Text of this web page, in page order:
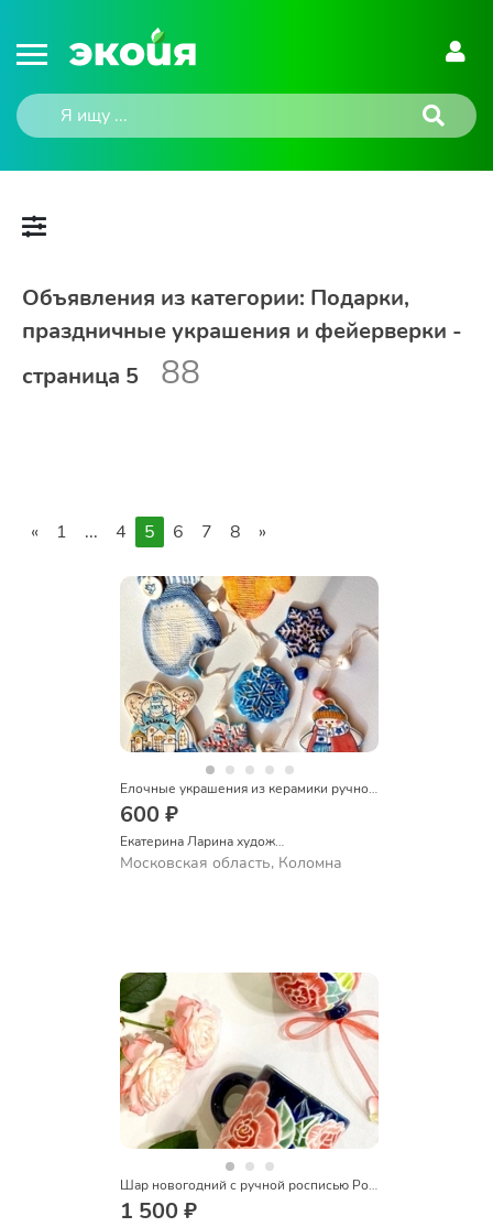
Объявления из категории: Подарки,
праздничные украшения и фейерверки -
страница 5
88
« 1 ... 4 5 6 7 8 »
Елочные украшения из керамики ручной росписи
600 ₽
Екатерина Ларина художник керамист
Московская область, Коломна
Шар новогодний с ручной росписью Розы
1 500 ₽